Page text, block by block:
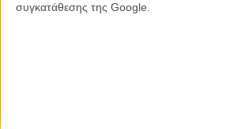
συγκατάθεσης της Google.